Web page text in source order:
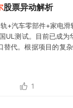
股票异动解析
+汽车零部件+家电
UL测试。目前已成
替代。根据项目的复
段，尚未量产。随着国
1